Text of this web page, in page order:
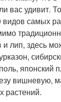
вас удивит.
видов самых
и лип, здесь
японский
вишневую,
растений.